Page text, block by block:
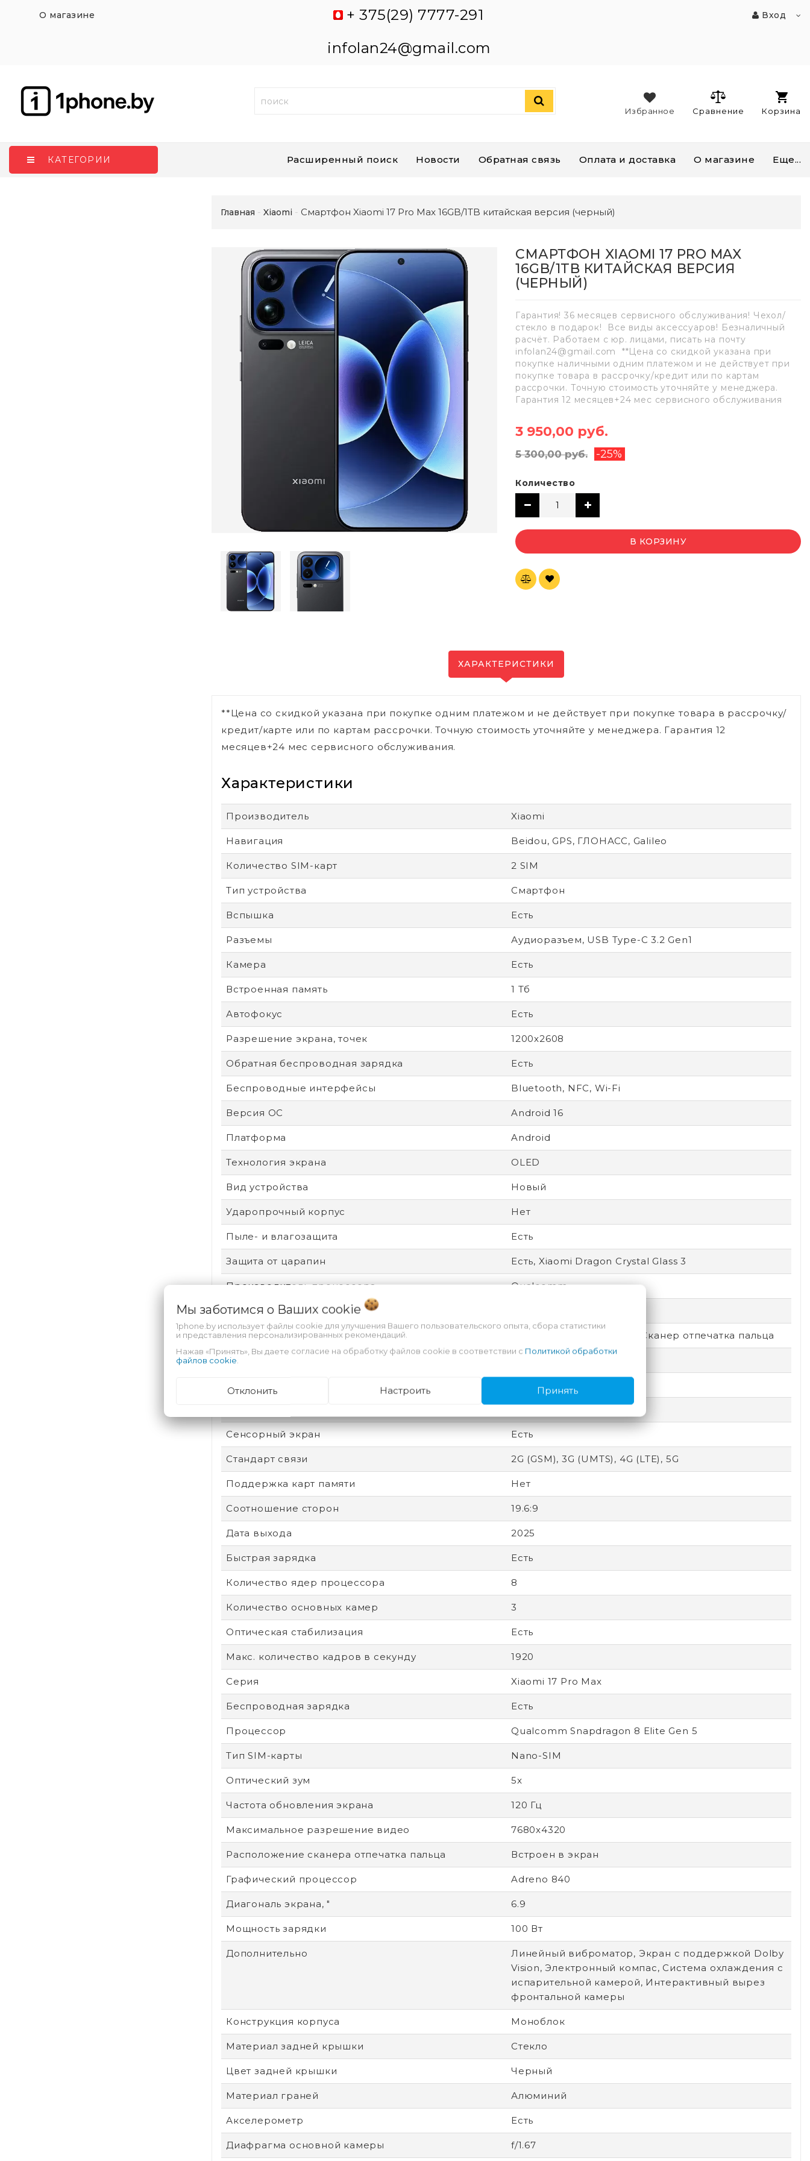
О магазине
+ 375(29) 7777-291
infolan24@gmail.com
Вход
Корзина
Сравнение
Избранное
КАТЕГОРИИ Расширенный поиск Новости Обратная связь Оплата и доставка О магазине Еще...
Главная Xiaomi Смартфон Xiaomi 17 Pro Max 16GB/1TB китайская версия (черный)
СМАРТФОН XIAOMI 17 PRO MAX
16GB/1TB КИТАЙСКАЯ ВЕРСИЯ
(ЧЕРНЫЙ)
Гарантия! 36 месяцев сервисного обслуживания! Чехол/
стекло в подарок! Все виды аксессуаров! Безналичный
расчёт. Работаем с юр. лицами, писать на почту
infolan24@gmail.com **Цена со скидкой указана при
покупке наличными одним платежом и не действует при
покупке товара в рассрочку/кредит или по картам
рассрочки. Точную стоимость уточняйте у менеджера.
Гарантия 12 месяцев+24 мес сервисного обслуживания
3 950,00 руб.
5 300,00 руб. -25%
Количество
В КОРЗИНУ
ХАРАКТЕРИСТИКИ
**Цена со скидкой указана при покупке одним платежом и не действует при покупке товара в рассрочку/
кредит/карте или по картам рассрочки. Точную стоимость уточняйте у менеджера. Гарантия 12
месяцев+24 мес сервисного обслуживания.
Характеристики
Производитель Xiaomi
Навигация Beidou, GPS, ГЛОНАСС, Galileo
Количество SIM-карт 2 SIM
Тип устройства Смартфон
Вспышка Есть
Разъемы Аудиоразъем, USB Type-C 3.2 Gen1
Камера Есть
Встроенная память 1 Тб
Автофокус Есть
Разрешение экрана, точек 1200x2608
Обратная беспроводная зарядка Есть
Беспроводные интерфейсы Bluetooth, NFC, Wi-Fi
Версия ОС Android 16
Платформа Android
Технология экрана OLED
Вид устройства Новый
Ударопрочный корпус Нет
Пыле- и влагозащита Есть
Защита от царапин Есть, Xiaomi Dragon Crystal Glass 3
Производитель процессора Qualcomm
Аккумулятор
Безопасность Разблокировка по лицу, Сканер отпечатка пальца
Техпроцесс
Сенсорный экран Есть
Стандарт связи 2G (GSM), 3G (UMTS), 4G (LTE), 5G
Поддержка карт памяти Нет
Соотношение сторон 19.6:9
Дата выхода 2025
Быстрая зарядка Есть
Количество ядер процессора 8
Количество основных камер 3
Оптическая стабилизация Есть
Макс. количество кадров в секунду 1920
Серия Xiaomi 17 Pro Max
Беспроводная зарядка Есть
Процессор Qualcomm Snapdragon 8 Elite Gen 5
Тип SIM-карты Nano-SIM
Оптический зум 5x
Частота обновления экрана 120 Гц
Максимальное разрешение видео 7680x4320
Расположение сканера отпечатка пальца Встроен в экран
Графический процессор Adreno 840
Диагональ экрана, " 6.9
Мощность зарядки 100 Вт
Дополнительно
Линейный виброматор, Экран с поддержкой Dolby
Vision, Электронный компас, Система охлаждения с
испарительной камерой, Интерактивный вырез
фронтальной камеры
Конструкция корпуса Моноблок
Материал задней крышки Стекло
Цвет задней крышки Черный
Материал граней Алюминий
Акселерометр Есть
Диафрагма основной камеры f/1.67
Мы заботимся о Ваших cookie
1phone.by использует файлы cookie для улучшения Вашего пользовательского опыта, сбора статистики
и представления персонализированных рекомендаций.
Нажав «Принять», Вы даете согласие на обработку файлов cookie в соответствии с Политикой обработки
файлов cookie
Отклонить Настроить Принять